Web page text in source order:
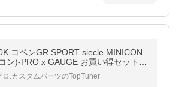
コペンGR SPORT siecle MINICON
ン)-PRO x GAUGE お買い得セットM
ロ.カスタムパーツのTopTuner